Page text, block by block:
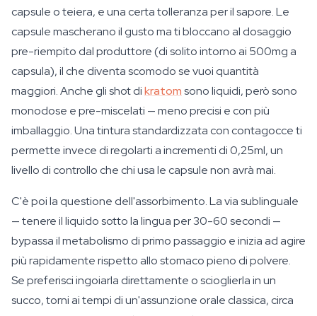
capsule o teiera, e una certa tolleranza per il sapore. Le
capsule mascherano il gusto ma ti bloccano al dosaggio
pre-riempito dal produttore (di solito intorno ai 500mg a
capsula), il che diventa scomodo se vuoi quantità
maggiori. Anche gli shot dikratomsono liquidi, però sono
monodose e pre-miscelati — meno precisi e con più
imballaggio. Una tintura standardizzata con contagocce ti
permette invece di regolarti a incrementi di 0,25ml, un
livello di controllo che chi usa le capsule non avrà mai.
C'è poi la questione dell'assorbimento. La via sublinguale
— tenere il liquido sotto la lingua per 30-60 secondi —
bypassa il metabolismo di primo passaggio e inizia ad agire
più rapidamente rispetto allo stomaco pieno di polvere.
Se preferisci ingoiarla direttamente o scioglierla in un
succo, torni ai tempi di un'assunzione orale classica, circa